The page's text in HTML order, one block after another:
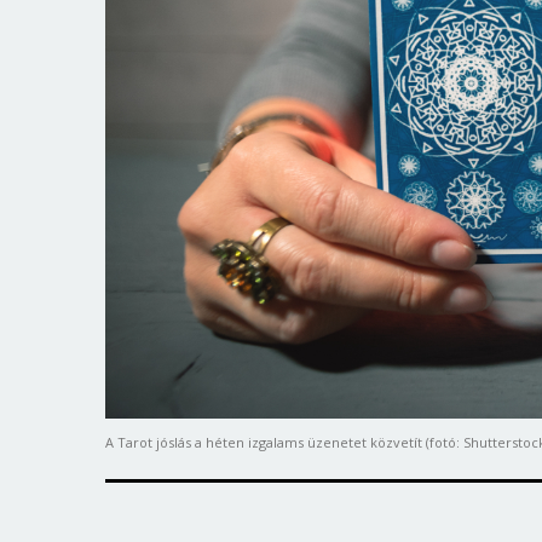
A Tarot jóslás a héten izgalams üzenetet közvetít (fotó: